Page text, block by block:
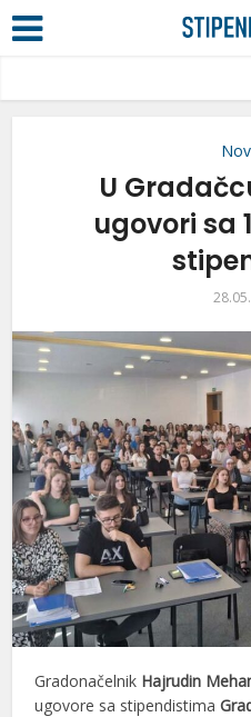
U
ugovori sa
Gradonačelnik Hajrudin
ugovore sa stipendistima